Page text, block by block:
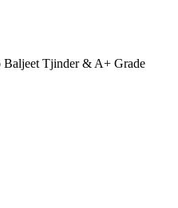
Baljeet Tjinder & A+ Grade